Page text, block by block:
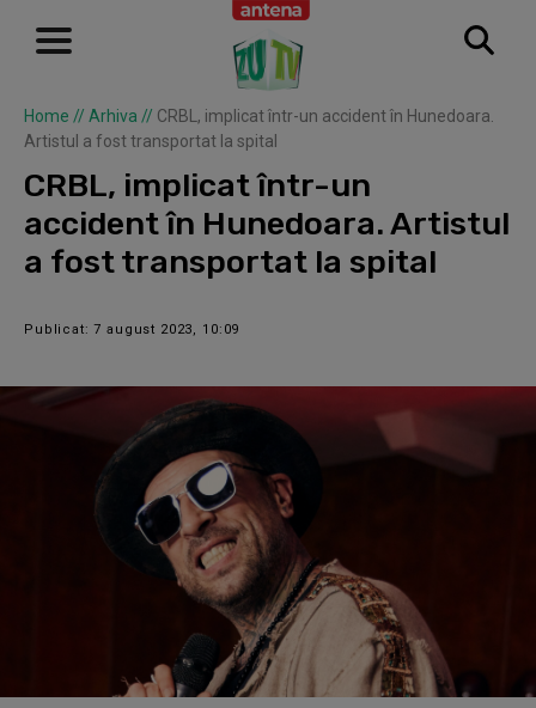
Home // Arhiva // CRBL, implicat într-un accident în Hunedoara.
Artistul a fost transportat la spital
CRBL, implicat într-un
accident în Hunedoara. Artistul
a fost transportat la spital
Publicat: 7 august 2023, 10:09